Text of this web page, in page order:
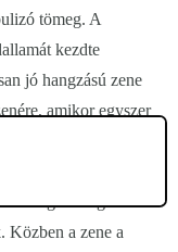
tömeg. A
kezdte
jó hangzású zene
amikor egyszer
a levegő. Az
lévők
meg a hang
Közben a zene a